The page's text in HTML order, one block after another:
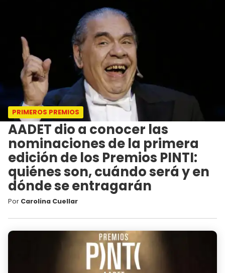
PRIMEROS PREMIOS
AADET dio a conocer las
nominaciones de la primera
edición de los Premios PINTI:
quiénes son, cuándo será y en
dónde se entragarán
Por Carolina Cuellar